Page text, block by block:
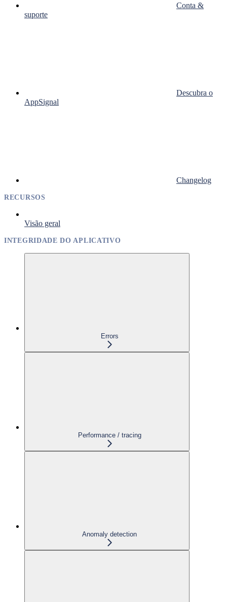
Conta &
suporte
Descubra o
AppSignal
Changelog
RECURSOS
Visão geral
INTEGRIDADE DO APLICATIVO
Errors
Performance / tracing
Anomaly detection